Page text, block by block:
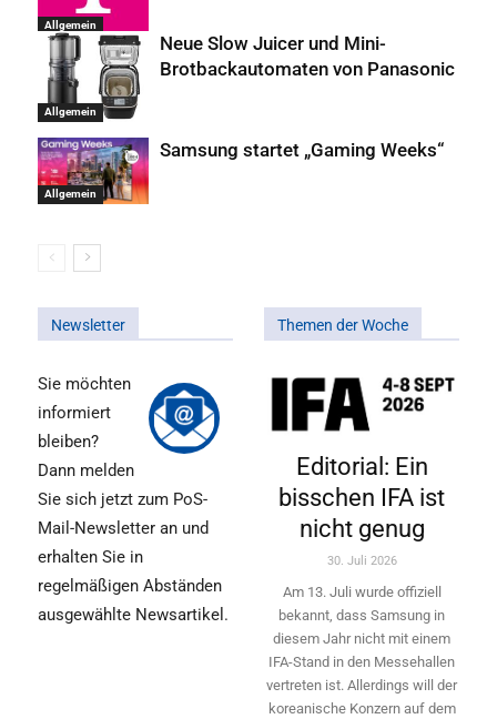
Allgemein
Allgemein
Neue Slow Juicer und Mini-
Brotbackautomaten von Panasonic
Allgemein
Samsung startet „Gaming Weeks“
Newsletter
Sie möchten
informiert
bleiben?
Dann melden
Sie sich jetzt zum PoS-
Mail-Newsletter an und
erhalten Sie in
regelmäßigen Abständen
ausgewählte Newsartikel.
Themen der Woche
Editorial: Ein
bisschen IFA ist
nicht genug
30. Juli 2026
Am 13. Juli wurde offiziell
bekannt, dass Samsung in
diesem Jahr nicht mit einem
IFA-Stand in den Messehallen
vertreten ist. Allerdings will ­der
koreanische Konzern auf dem